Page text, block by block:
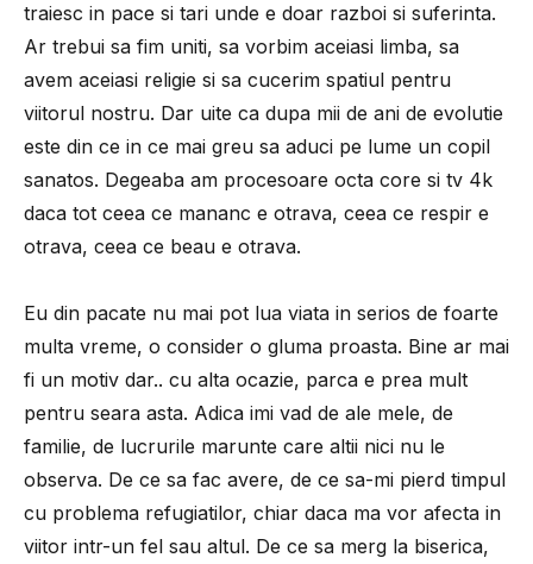
traiesc in pace si tari unde e doar razboi si suferinta.
Ar trebui sa fim uniti, sa vorbim aceiasi limba, sa
avem aceiasi religie si sa cucerim spatiul pentru
viitorul nostru. Dar uite ca dupa mii de ani de evolutie
este din ce in ce mai greu sa aduci pe lume un copil
sanatos. Degeaba am procesoare octa core si tv 4k
daca tot ceea ce mananc e otrava, ceea ce respir e
otrava, ceea ce beau e otrava.
Eu din pacate nu mai pot lua viata in serios de foarte
multa vreme, o consider o gluma proasta. Bine ar mai
fi un motiv dar.. cu alta ocazie, parca e prea mult
pentru seara asta. Adica imi vad de ale mele, de
familie, de lucrurile marunte care altii nici nu le
observa. De ce sa fac avere, de ce sa-mi pierd timpul
cu problema refugiatilor, chiar daca ma vor afecta in
viitor intr-un fel sau altul. De ce sa merg la biserica,